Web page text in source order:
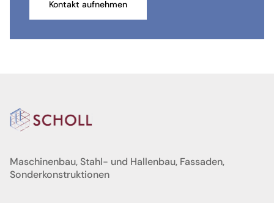
Kontakt aufnehmen
Maschinenbau, Stahl- und Hallenbau, Fassaden,
Sonderkonstruktionen